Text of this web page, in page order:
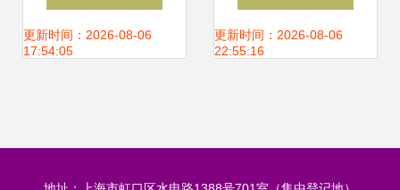
与实测分析
更新时间：2026-08-06
17:54:05
车载、MP3/MP4数
更新时间：2026-08-06
22:55:16